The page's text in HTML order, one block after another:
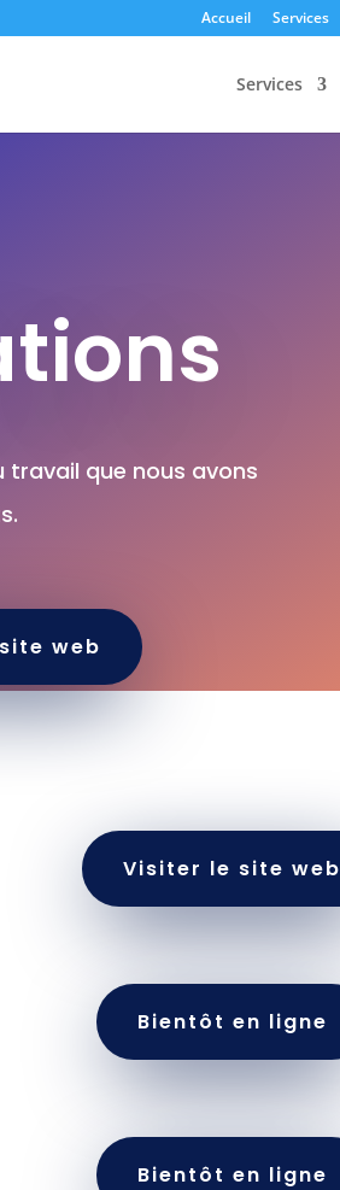
Accueil Services
Services
que nous avons
web
Visiter le site web
Bientôt en ligne
Bientôt en ligne